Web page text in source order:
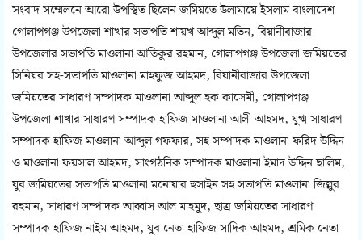
সংবাদ সম্মেলনে আরো উপস্থিত ছিলেন জমিয়তে উলামায়ে ইসলাম বাংলাদেশ
গোলাপগঞ্জ উপজেলা শাখার সভাপতি শায়খ আব্দুল মতিন, বিয়ানীবাজার
উপজেলার সভাপতি মাওলানা আতিকুর রহমান, গোলাপগঞ্জ উপজেলা জমিয়তের
সিনিয়র সহ-সভাপতি মাওলানা মাহফুজ আহমদ, বিয়ানীবাজার উপজেলা
জমিয়তের সাধারণ সম্পাদক মাওলানা আব্দুল হক কাসেমী, গোলাপগঞ্জ
উপজেলা শাখার সাধারণ সম্পাদক হাফিজ মাওলানা আলী আহমদ, যুগ্ম সাধারণ
সম্পাদক হাফিজ মাওলানা আব্দুল গফফার, সহ সম্পাদক মাওলানা ফরিদ উদ্দিন
ও মাওলানা ফয়সাল আহমদ, সাংগঠনিক সম্পাদক মাওলানা ইমাদ উদ্দিন ছালিম,
যুব জমিয়তের সভাপতি মাওলানা মনোয়ার হুসাইন সহ সভাপতি মাওলানা জিল্লুর
রহমান, সাধারণ সম্পাদক আব্বাস আল মাহমুদ, ছাত্র জমিয়তের সাধারণ
সম্পাদক হাফিজ নাইম আহমদ, যুব নেতা হাফিজ সাদিক আহমদ, শ্রমিক নেতা